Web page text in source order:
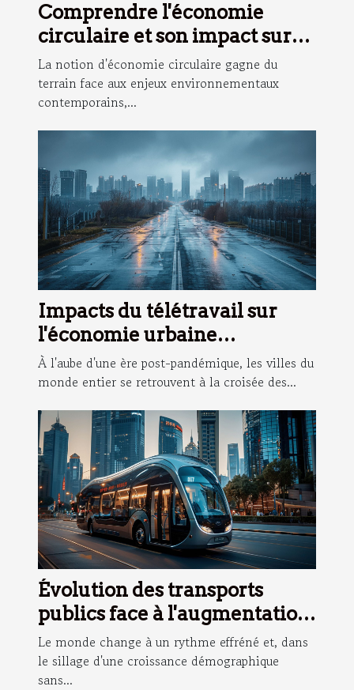
Comprendre l'économie
circulaire et son impact sur
les marchés émergents
La notion d'économie circulaire gagne du
terrain face aux enjeux environnementaux
contemporains,...
Impacts du télétravail sur
l'économie urbaine
changements et adaptations
des villes post-pandémie
À l'aube d'une ère post-pandémique, les villes du
monde entier se retrouvent à la croisée des...
Évolution des transports
publics face à l'augmentation
démographique
Le monde change à un rythme effréné et, dans
le sillage d'une croissance démographique
sans...